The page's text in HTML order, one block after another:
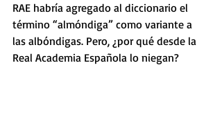
RAE habría agregado al diccionario el
término “almóndiga” como variante a
las albóndigas. Pero, ¿por qué desde la
Real Academia Española lo niegan?